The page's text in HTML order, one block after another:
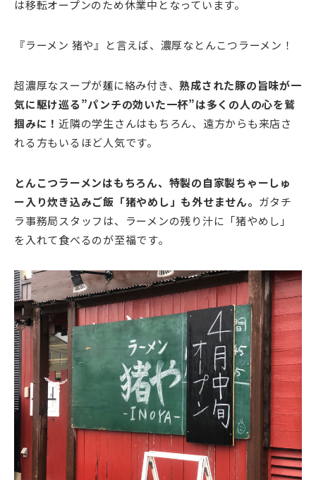
は移転オープンのため休業中となっています。
『ラーメン 猪や』と言えば、濃厚なとんこつラーメン！
超濃厚なスープが麺に絡み付き、熟成された豚の旨味が一
気に駆け巡る”パンチの効いた一杯”は多くの人の心を鷲
掴みに！ 近隣の学生さんはもちろん、遠方からも来店さ
れる方もいるほど人気です。
とんこつラーメンはもちろん、特製の自家製ちゃーしゅ
ー入り炊き込みご飯「猪やめし」も外せません。 ガタチ
ラ事務局スタッフは、ラーメンの残り汁に「猪やめし」
を入れて食べるのが至福です。